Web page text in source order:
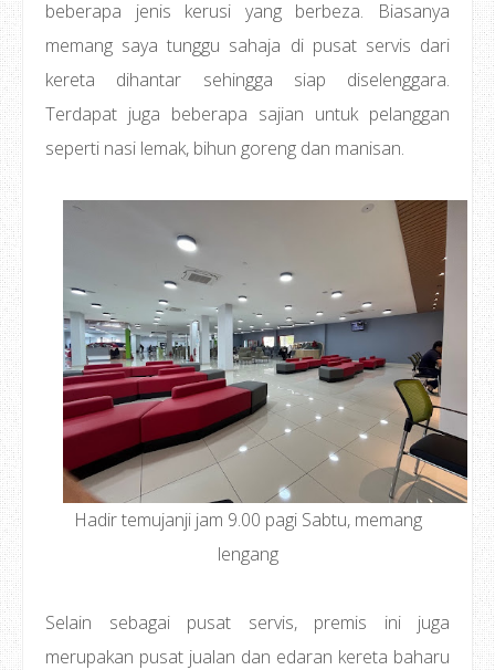
beberapa jenis kerusi yang berbeza. Biasanya
memang saya tunggu sahaja di pusat servis dari
kereta dihantar sehingga siap diselenggara.
Terdapat juga beberapa sajian untuk pelanggan
seperti nasi lemak, bihun goreng dan manisan.
Hadir temujanji jam 9.00 pagi Sabtu, memang
lengang
Selain sebagai pusat servis, premis ini juga
merupakan pusat jualan dan edaran kereta baharu